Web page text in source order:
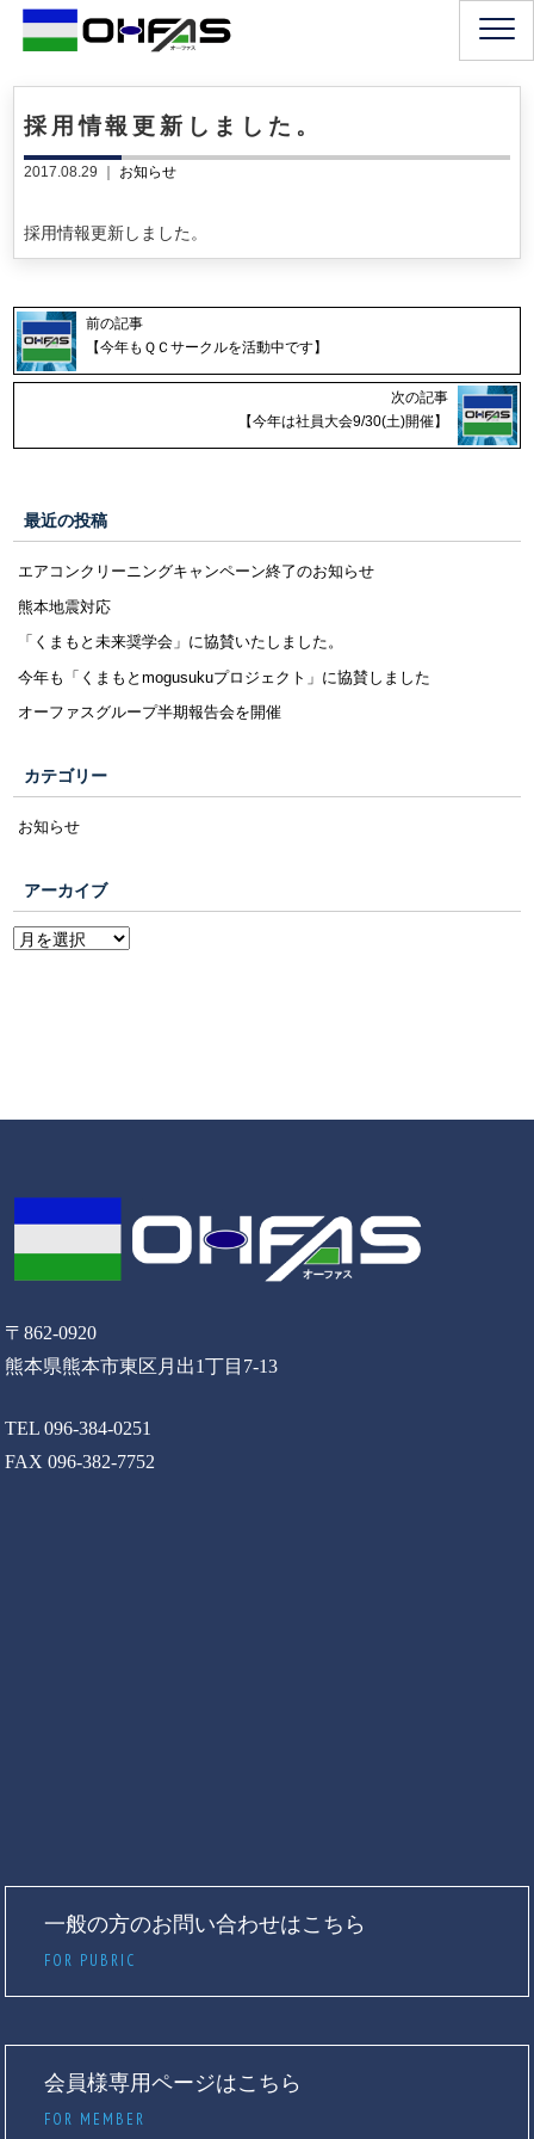
採用情報更新しました。
2017.08.29 ｜ お知らせ
採用情報更新しました。
前の記事
【今年もＱＣサークルを活動中です】
次の記事
【今年は社員大会9/30(土)開催】
最近の投稿
エアコンクリーニングキャンペーン終了のお知らせ
熊本地震対応
「くまもと未来奨学会」に協賛いたしました。
今年も「くまもとmogusukuプロジェクト」に協賛しました
オーファスグループ半期報告会を開催
カテゴリー
お知らせ
アーカイブ
〒862-0920
熊本県熊本市東区月出1丁目7-13
TEL 096-384-0251
FAX 096-382-7752
一般の方のお問い合わせはこちら
FOR PUBRIC
会員様専用ページはこちら
FOR MEMBER